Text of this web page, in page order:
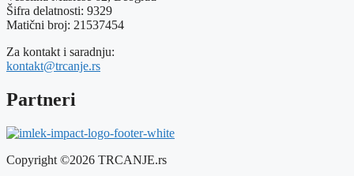
Šifra delatnosti: 9329
Matični broj: 21537454
Za kontakt i saradnju:
kontakt@trcanje.rs
Partneri
Copyright ©2026 TRCANJE.rs